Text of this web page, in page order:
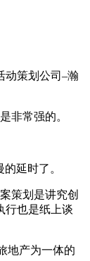
策划公司–瀚
非常强的。
延时了。
策划是讲究创
行也是纸上谈
地产为一体的